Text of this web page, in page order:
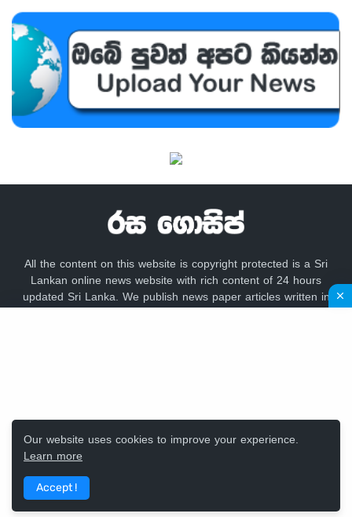
All the content on this website is copyright protected is a Sri
Lankan online news website with rich content of 24 hours
updated Sri Lanka. We publish news paper articles written in
Our website uses cookies to improve your experience.
Learn more
Accept !